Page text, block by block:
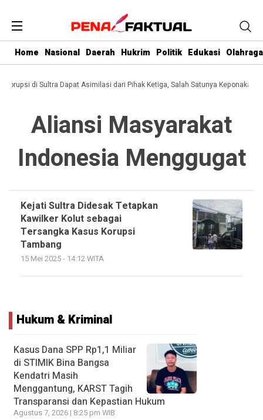
Home Nasional Daerah Hukrim Politik Edukasi Olahraga
Korupsi di Sultra Dapat Asimilasi dari Pihak Ketiga, Salah Satunya Keponakan
Aliansi Masyarakat
Indonesia Menggugat
Kejati Sultra Didesak Tetapkan
Kawilker Kolut sebagai
Tersangka Kasus Korupsi
Tambang
15 Mei 2025 - 14:12 WITA
Hukum & Kriminal
Kasus Dana SPP Rp1,1 Miliar
di STIMIK Bina Bangsa
Kendatri Masih
Menggantung, KARST Tagih
Transparansi dan Kepastian Hukum
Agustus 7, 2026 | 8:25 pm WIB